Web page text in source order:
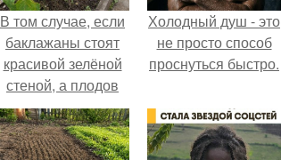
В том случае, если
баклажаны стоят
красивой зелёной
стеной, а плодов
почти не видно -
радоваться тут
нечему.
Холодный душ - это
не просто способ
проснуться быстро.